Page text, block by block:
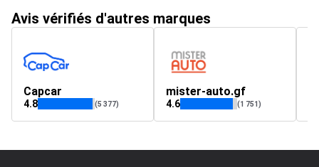
Avis vérifiés d'autres marques
Capcar
4.8 (5 377)
mister-auto.gf
4.6 (1 751)